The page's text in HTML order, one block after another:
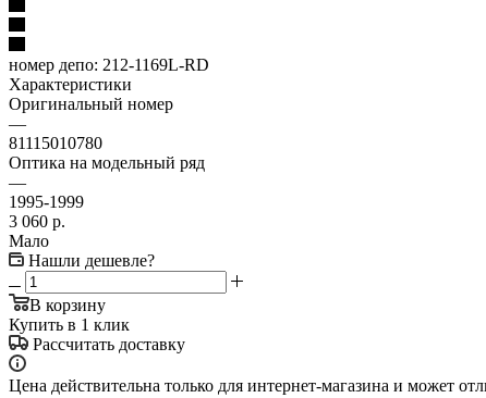
номер депо: 212-1169L-RD
Характеристики
Оригинальный номер
—
81115010780
Оптика на модельный ряд
—
1995-1999
3 060 р.
Мало
Нашли дешевле?
В корзину
Купить в 1 клик
Рассчитать доставку
Цена действительна только для интернет-магазина и может